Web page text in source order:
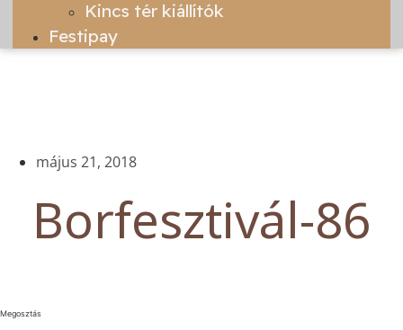
Kincs tér kiállítók
Festipay
május 21, 2018
Borfesztivál-86
Megosztás